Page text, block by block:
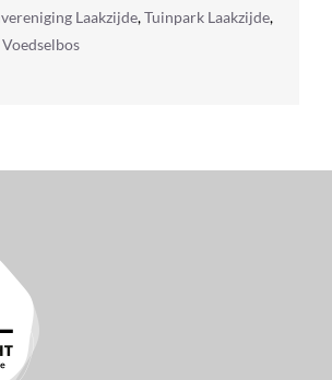
Laakzijde,Tuinpark Laakzijde,
Voedselbos